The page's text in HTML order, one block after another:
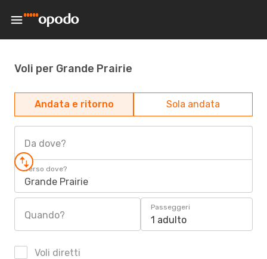
Voli per Grande Prairie
Andata e ritorno Sola andata
Da dove?
Verso dove?
Grande Prairie
Quando?
Passeggeri
1 adulto
Voli diretti